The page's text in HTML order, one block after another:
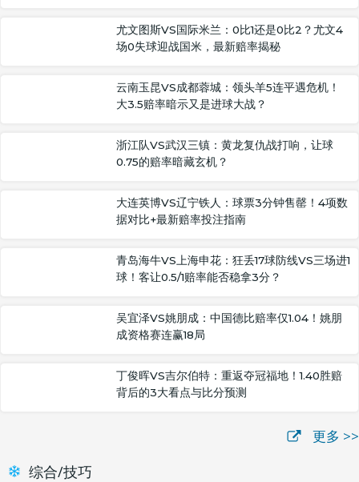
尤文图斯VS国际米兰：0比1还是0比2？尤文4
场0失球迎战国米，最新赔率揭秘
云南玉昆VS成都蓉城：领头羊5连平遇危机！
大3.5赔率暗示又是进球大战？
浙江队VS武汉三镇：黄龙复仇战打响，让球
0.75的赔率暗藏玄机？
大连英博VS辽宁铁人：球票3分钟售罄！4项数
据对比+最新赔率投注指南
青岛海牛VS上海申花：狂丢17球防线VS三场进1
球！客让0.5/1赔率能否稳拿3分？
吴宜泽VS姚朋成：中国德比赔率仅1.04！姚朋
成资格赛连赢18局
丁俊晖VS吉尔伯特：重返夺冠福地！1.40胜赔
背后的3大看点与比分预测
更多 >>
综合/技巧